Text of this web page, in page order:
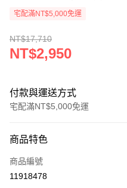
宅配滿NT$5,000免運
NT$17,710
NT$2,950
付款與運送方式
宅配滿NT$5,000免運
信用卡一次付款
LINE Pay
商品特色
商品編號
11918478